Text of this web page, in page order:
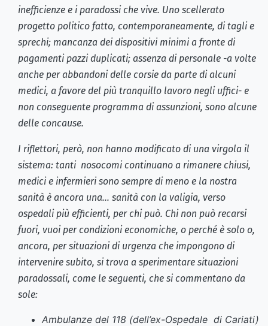
inefficienze e i paradossi che vive. Uno scellerato
progetto politico fatto, contemporaneamente, di tagli e
sprechi; mancanza dei dispositivi minimi a fronte di
pagamenti pazzi duplicati; assenza di personale -a volte
anche per abbandoni delle corsie da parte di alcuni
medici, a favore del più tranquillo lavoro negli uffici- e
non conseguente programma di assunzioni, sono alcune
delle concause.
I riflettori, però, non hanno modificato di una virgola il
sistema: tanti nosocomi continuano a rimanere chiusi,
medici e infermieri sono sempre di meno e la nostra
sanità è ancora una… sanità con la valigia, verso
ospedali più efficienti, per chi può. Chi non può recarsi
fuori, vuoi per condizioni economiche, o perché è solo o,
ancora, per situazioni di urgenza che impongono di
intervenire subito, si trova a sperimentare situazioni
paradossali, come le seguenti, che si commentano da
sole:
Ambulanze del 118 (dell’ex-Ospedale di Cariati)